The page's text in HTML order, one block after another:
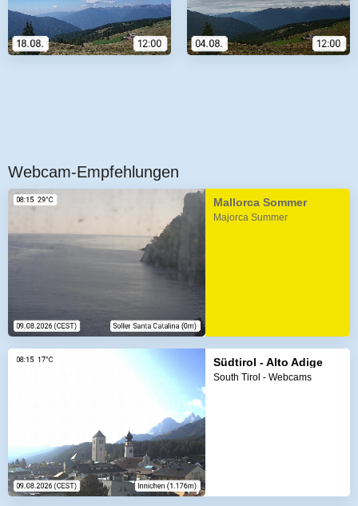
Webcam-Empfehlungen
Mallorca Sommer
Majorca Summer
Südtirol - Alto Adige
South Tirol - Webcams